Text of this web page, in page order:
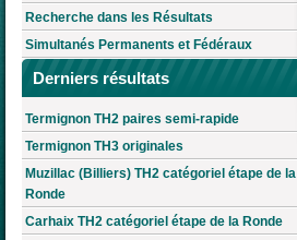
Recherche dans les Résultats
Simultanés Permanents et Fédéraux
Derniers résultats
Termignon TH2 paires semi-rapide
Termignon TH3 originales
Muzillac (Billiers) TH2 catégoriel étape de la
Ronde
Carhaix TH2 catégoriel étape de la Ronde